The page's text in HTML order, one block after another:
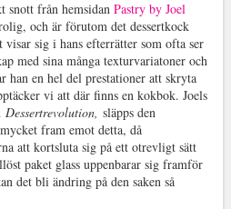
snott från hemsidan Pastry by Joel
och är förutom det dessertkock
sig i hans efterrätter som ofta ser
med sina många texturvariatoner och
han en hel del prestationer att skryta
vi att där finns en kokbok. Joels
Dessertrevolution, släpps den
fram emot detta, då
att kortsluta sig på ett otrevligt sätt
paket glass uppenbarar sig framför
det bli ändring på den saken så